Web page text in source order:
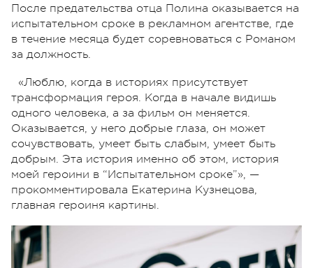
После предательства отца Полина оказывается на
испытательном сроке в рекламном агентстве, где
в течение месяца будет соревноваться с Романом
за должность.
«Люблю, когда в историях присутствует
трансформация героя. Когда в начале видишь
одного человека, а за фильм он меняется.
Оказывается, у него добрые глаза, он может
сочувствовать, умеет быть слабым, умеет быть
добрым. Эта история именно об этом, история
моей героини в “Испытательном сроке”», —
прокомментировала Екатерина Кузнецова,
главная героиня картины.